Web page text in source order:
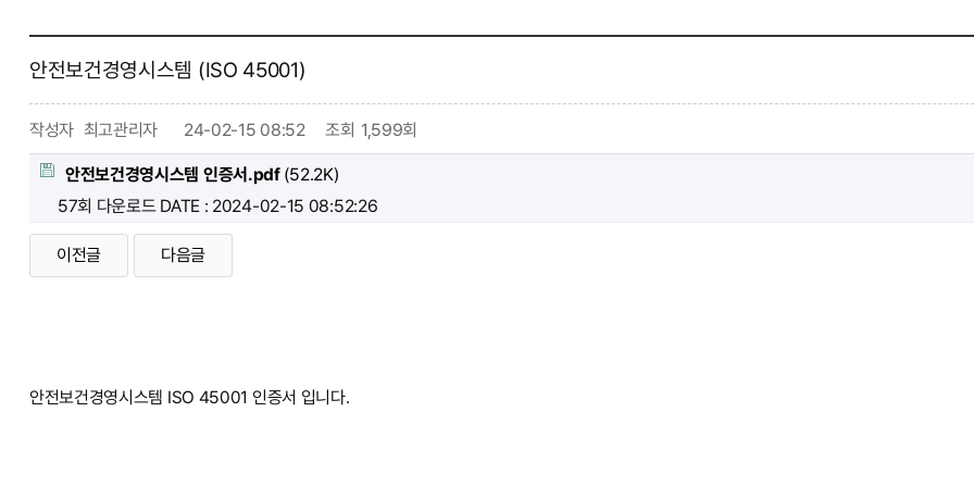
안전보건경영시스템 (ISO 45001)
작성자 최고관리자 24-02-15 08:52 조회 1,599회
안전보건경영시스템 인증서.pdf(52.2K)
57회 다운로드 DATE : 2024-02-15 08:52:26
이전글 다음글
안전보건경영시스템 ISO 45001 인증서 입니다.